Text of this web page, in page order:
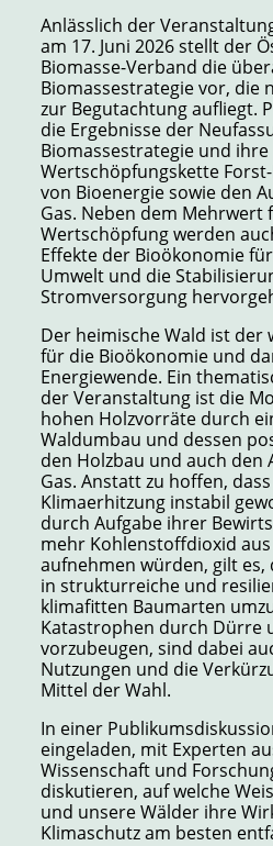
Anlässlich der
am 17. Juni 2026 stellt der
Biomasse-Verband die
Biomassestrategie vor, die
zur Begutachtung aufliegt.
die Ergebnisse der
Biomassestrategie und
Wertschöpfungskette
von Bioenergie sowie den
Gas. Neben dem Mehrwert
Wertschöpfung werden
Effekte der Bioökonomie
Umwelt und die
Stromversorgung
Der heimische Wald ist der
für die Bioökonomie und
Energiewende. Ein
der Veranstaltung ist die
hohen Holzvorräte durch
Waldumbau und dessen
den Holzbau und auch den
Gas. Anstatt zu hoffen,
Klimaerhitzung instabil
durch Aufgabe ihrer
mehr Kohlenstoffdioxid
aufnehmen würden, gilt es,
in strukturreiche und
klimafitten Baumarten
Katastrophen durch Dürre
vorzubeugen, sind dabei
Nutzungen und die
Mittel der Wahl.
In einer
eingeladen, mit Experten
Wissenschaft und
diskutieren, auf welche
und unsere Wälder ihre
Klimaschutz am besten